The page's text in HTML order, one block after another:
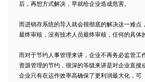
后，再想方式解决，早就给企业造成危害。
而进销存系统的导入就会很彻底的解决这一难
最终审核，没有技术人员最终审核，任何的具体
而对于节约人事管理来讲，企业不再务必监管
资源管理的节约，很深的等级来讲是对企业直
企业只有在运作效率高确保了更利润最大化，可